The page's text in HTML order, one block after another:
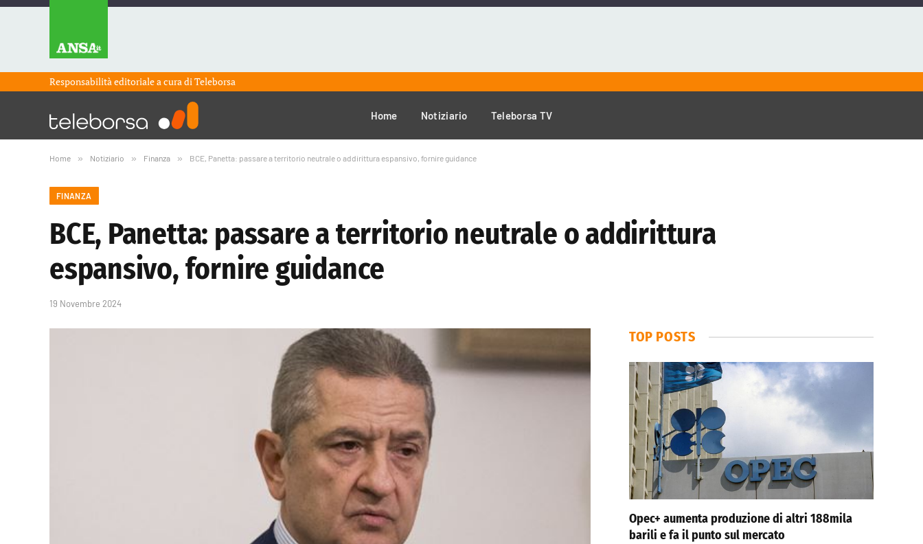
Responsabilità editoriale a cura diTeleborsa
Home Notiziario Teleborsa TV
Home » Notiziario » Finanza » BCE, Panetta: passare a territorio neutrale o addirittura espansivo, fornire guidance
FINANZA
BCE, Panetta: passare a territorio neutrale o addirittura
espansivo, fornire guidance
19 Novembre 2024
TOP POSTS
Opec+ aumenta produzione di altri 188mila
barili e fa il punto sul mercato